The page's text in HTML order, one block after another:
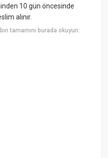
10 gün öncesinde
alınır.
tamamını burada okuyun: